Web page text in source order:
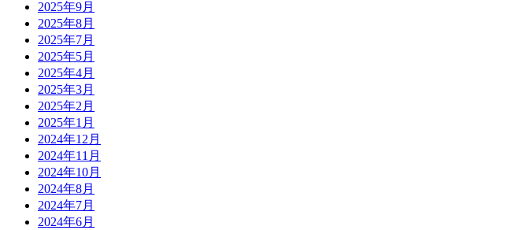
2025年9月
2025年8月
2025年7月
2025年5月
2025年4月
2025年3月
2025年2月
2025年1月
2024年12月
2024年11月
2024年10月
2024年8月
2024年7月
2024年6月